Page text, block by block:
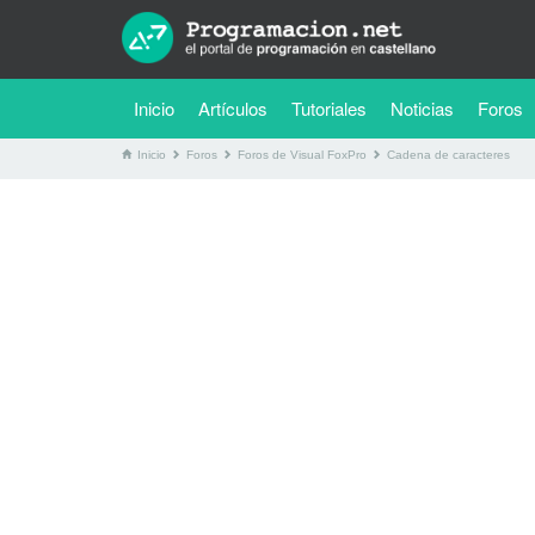
Inicio Artículos Tutoriales (current)
Noticias Foros
Inicio Foros Foros de Visual FoxPro Cadena de caracteres